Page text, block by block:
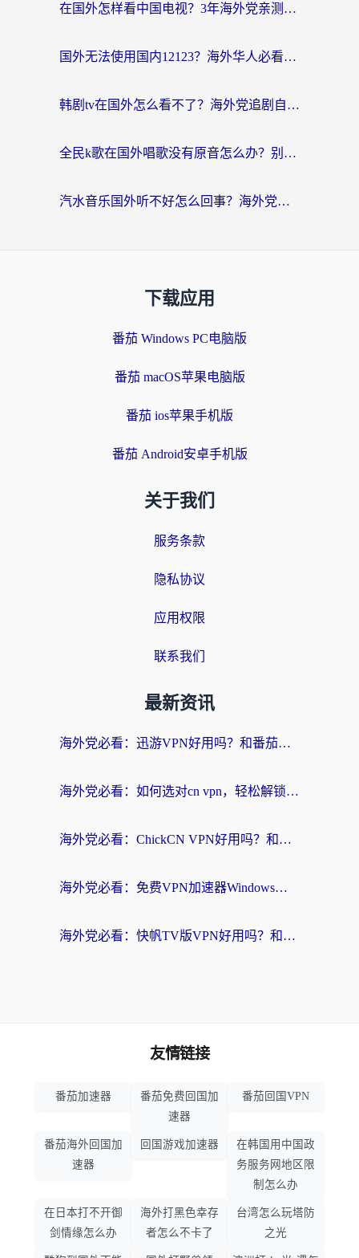
在国外怎样看中国电视？3年海外党亲测有效的追剧加速器指南
国外无法使用国内12123？海外华人必看：选对回国加速器，解决迪拜语音+12123访问难题
韩剧tv在国外怎么看不了？海外党追剧自由的终极解决方案来了
全民k歌在国外唱歌没有原音怎么办？别让地域限制毁了你的麦霸时刻
汽水音乐国外听不好怎么回事？海外党亲测有效的回国加速方案来了
下载应用
番茄 Windows PC电脑版
番茄 macOS苹果电脑版
番茄 ios苹果手机版
番茄 Android安卓手机版
关于我们
服务条款
隐私协议
应用权限
联系我们
最新资讯
海外党必看：迅游VPN好用吗？和番茄加速器VPN对比哪个回国效果更好？
海外党必看：如何选对cn vpn，轻松解锁国内影音游戏？
海外党必看：ChickCN VPN好用吗？和星河VPN对比哪个回国效果更好？附真实体验+避坑指南
海外党必看：免费VPN加速器Windows版怎么选？附真实测评与无缝访问国内资源指南
海外党必看：快帆TV版VPN好用吗？和hi龟龟VPN对比哪个回国效果更好？附免费加速器选择指南
友情链接
番茄加速器
番茄免费回国加
速器
番茄回国VPN
番茄海外回国加
速器
回国游戏加速器
在韩国用中国政
务服务网地区限
制怎么办
在日本打不开御
剑情缘怎么办
海外打黑色幸存
者怎么不卡了
台湾怎么玩塔防
之光